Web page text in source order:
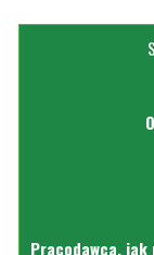
Pracodawca, jak